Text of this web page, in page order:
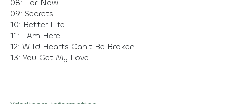
08: For Now
09: Secrets
10: Better Life
11: I Am Here
12: Wild Hearts Can't Be Broken
13: You Get My Love